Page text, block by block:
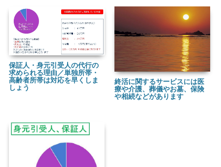
保証人・身元引受人の代行の
求められる理由／単独所帯・
高齢者所帯は対応を早くしま
しょう
終活に関するサービスには医
療や介護、葬儀やお墓、保険
や相続などがあります